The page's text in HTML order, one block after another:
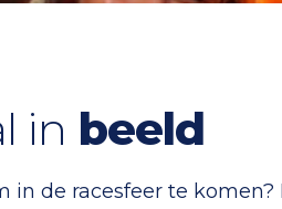
in beeld
in de racesfeer te